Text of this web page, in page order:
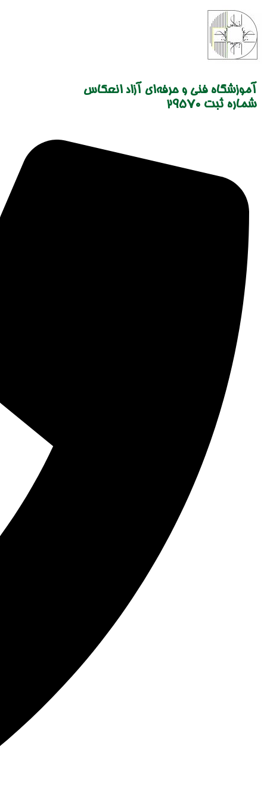
content
آموزشگاه فنی و حرفه‌ای آزاد انعکاس
شماره ثبت 29570